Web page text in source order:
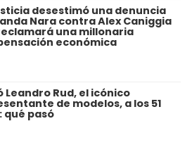
desestimó una denuncia
Nara contra Alex Caniggia
una millonaria
económica
Leandro Rud, el icónico
de modelos, a los 51
qué pasó